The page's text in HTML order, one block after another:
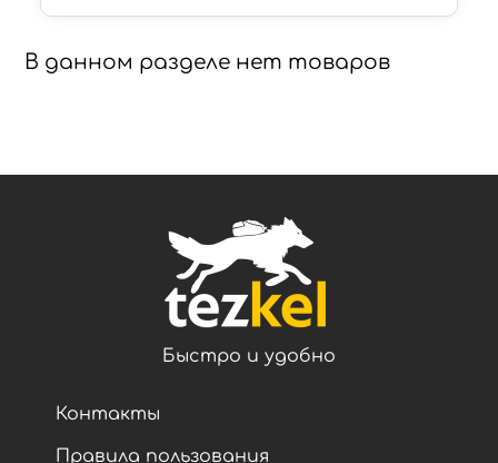
В данном разделе нет товаров
Быстро и удобно
Контакты
Правила пользования